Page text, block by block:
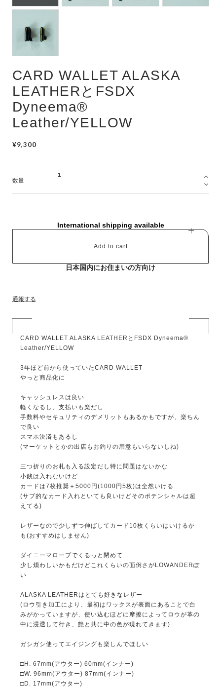
CARD WALLET ALASKA
LEATHERとFSDX
Dyneema®︎
Leather/YELLOW
¥9,300
数量
International shipping available
Add to cart
日本国内にお住まいの方向け
通報する
CARD WALLET ALASKA LEATHERとFSDX Dyneema®︎
Leather/YELLOW
3年ほど前から使っていたCARD WALLET
やっと商品化に
キャッシュレスは良い
軽くなるし、支払いも楽だし
手数料やセキュリティのデメリットもあるかもですが、楽ちん
で良い
スマホ決済もあるし
(マーケットとかの出店もお釣りの用意もいらないしね)
三つ折りのお札も入る設定だし特に問題はないかな
小銭は入れないけど
カードは7枚推奨＋5000円(1000円5枚)は全然いける
(サブ的なカード入れといても良いけどそのポテンシャルは超
えてる)
レザーなので少しずつ伸ばしてカード10枚くらいはいけるか
も(おすすめはしません)
ダイニーマロープでくるっと閉めて
少し煩わしいかもだけどこれくらいの面倒さがLOWANDERぽ
い
ALASKA LEATHERはとても好きなレザー
(ロウ引き加工により、最初はワックスが表面にあることで白
みがかっていますが、使い込むほどに摩擦によってロウが革の
中に浸透して行き、艶と共に中の色が現れてきます)
ガシガシ使ってエイジングも楽しんでほしい
□H. 67mm(アウター) 60mm(インナー)
□W. 96mm(アウター) 87mm(インナー)
□D. 17mm(アウター)